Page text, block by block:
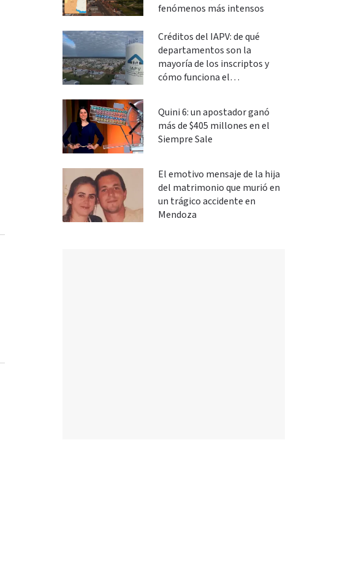
fenómenos más intensos
Créditos del IAPV: de qué
departamentos son la
mayoría de los inscriptos y
cómo funciona el
Quini 6: un apostador ganó
más de $405 millones en el
Siempre Sale
El emotivo mensaje de la hija
del matrimonio que murió en
un trágico accidente en
Mendoza